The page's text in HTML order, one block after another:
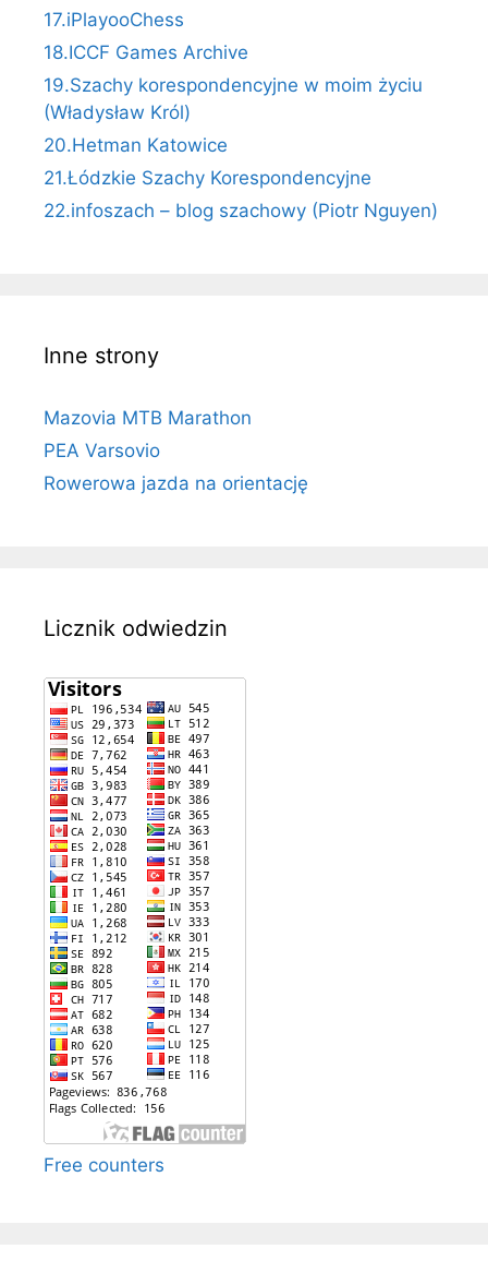
17.iPlayooChess
18.ICCF Games Archive
19.Szachy korespondencyjne w moim życiu
(Władysław Król)
20.Hetman Katowice
21.Łódzkie Szachy Korespondencyjne
22.infoszach – blog szachowy (Piotr Nguyen)
Inne strony
Mazovia MTB Marathon
PEA Varsovio
Rowerowa jazda na orientację
Licznik odwiedzin
Free counters